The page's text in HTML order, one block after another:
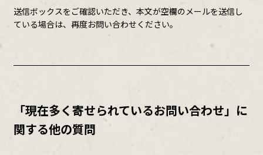
送信ボックスをご確認いただき、本文が空欄のメールを送信し
ている場合は、再度お問い合わせください。
「現在多く寄せられているお問い合わせ」に
関する他の質問